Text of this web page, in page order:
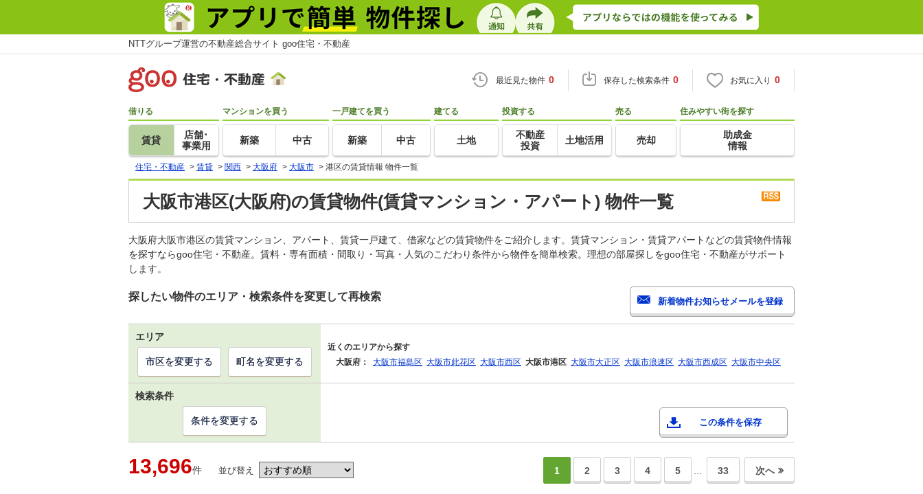
NTTグループ運営の不動産総合サイト goo住宅・不動産
最近見た物件 0 保存した検索条件 0 お気に入り 0
借りる
賃貸
店舗･
事業用
マンションを買う
新築 中古
一戸建てを買う
新築 中古
建てる
土地
投資する
不動産
投資
土地活用
売る
売却
住みやすい街を探す
助成金
情報
住宅・不動産 > 賃貸 > 関西 > 大阪府 > 大阪市 > 港区の賃貸情報 物件一覧
大阪市港区(大阪府)の賃貸物件(賃貸マンション・アパート) 物件一覧
大阪府大阪市港区の賃貸マンション、アパート、賃貸一戸建て、借家などの賃貸物件をご紹介します。賃貸マンション・賃貸アパートなどの賃貸物件情報
を探すならgoo住宅・不動産。賃料・専有面積・間取り・写真・人気のこだわり条件から物件を簡単検索。理想の部屋探しをgoo住宅・不動産がサポート
します。
探したい物件のエリア・検索条件を変更して再検索
エリア
近くのエリアから探す
大阪府：
大阪市福島区 大阪市此花区 大阪市西区 大阪市港区 大阪市大正区 大阪市浪速区 大阪市西成区 大阪市中央区
市区を変更する 町名を変更する
検索条件
この条件を保存
条件を変更する
13,696件 並び替え 1 2 3 4 5 … 33 次へ